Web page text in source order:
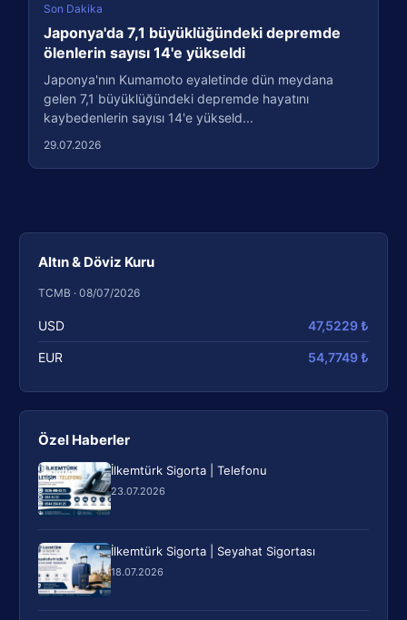
Altın & Döviz Kuru
TCMB · 08/07/2026
USD 47,5229 ₺
EUR 54,7749 ₺
Özel Haberler
İlkemtürk Sigorta | Telefonu
23.07.2026
İlkemtürk Sigorta | Seyahat Sigortası
18.07.2026
Son Dakika
Japonya'da 7,1 büyüklüğündeki depremde
ölenlerin sayısı 14'e yükseldi
Japonya'nın Kumamoto eyaletinde dün meydana
gelen 7,1 büyüklüğündeki depremde hayatını
kaybedenlerin sayısı 14'e yükseld...
29.07.2026